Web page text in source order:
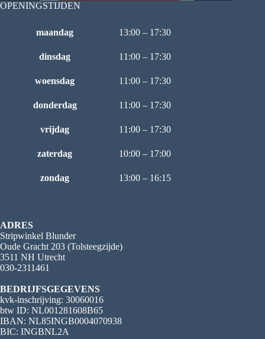
OPENINGSTIJDEN
maandag 13:00 – 17:30
dinsdag 11:00 – 17:30
woensdag 11:00 – 17:30
donderdag 11:00 – 17:30
vrijdag 11:00 – 17:30
zaterdag 10:00 – 17:00
zondag 13:00 – 16:15
ADRES
Stripwinkel Blunder
Oude Gracht 203 (Tolsteegzijde)
3511 NH Utrecht
030-2311461
BEDRIJFSGEGEVENS
kvk-inschrijving: 30060016
btw ID: NL001281608B65
IBAN: NL85INGB0004070938
BIC: INGBNL2A